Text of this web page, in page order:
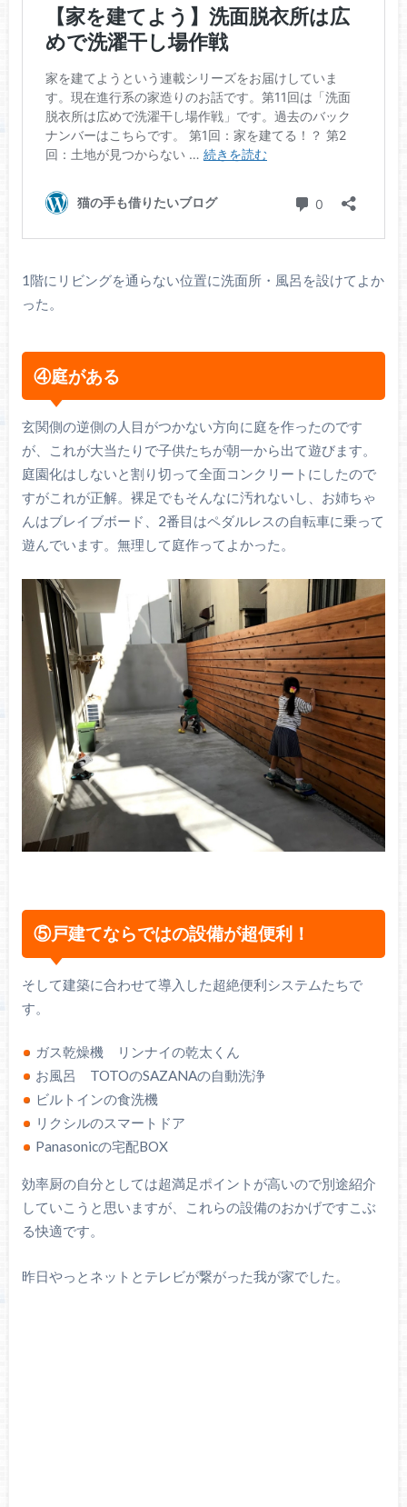
1階にリビングを通らない位置に洗面所・風呂を設けてよか
った。
④庭がある
玄関側の逆側の人目がつかない方向に庭を作ったのです
が、これが大当たりで子供たちが朝一から出て遊びます。
庭園化はしないと割り切って全面コンクリートにしたので
すがこれが正解。裸足でもそんなに汚れないし、お姉ちゃ
んはブレイブボード、2番目はペダルレスの自転車に乗って
遊んでいます。無理して庭作ってよかった。
⑤戸建てならではの設備が超便利！
そして建築に合わせて導入した超絶便利システムたちで
す。
ガス乾燥機 リンナイの乾太くん
お風呂 TOTOのSAZANAの自動洗浄
ビルトインの食洗機
リクシルのスマートドア
Panasonicの宅配BOX
効率厨の自分としては超満足ポイントが高いので別途紹介
していこうと思いますが、これらの設備のおかげですこぶ
る快適です。
昨日やっとネットとテレビが繋がった我が家でした。